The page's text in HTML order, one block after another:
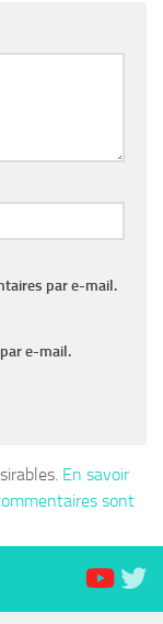
par e-mail.
e-mail.
En savoir
sont